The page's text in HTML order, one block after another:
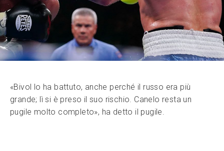
«Bivol lo ha battuto, anche perché il russo era più
grande; lì si è preso il suo rischio. Canelo resta un
pugile molto completo», ha detto il pugile.